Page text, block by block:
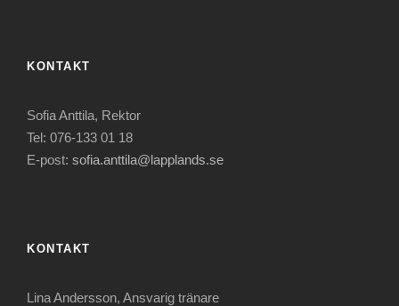
KONTAKT
Sofia Anttila, Rektor
Tel: 076-133 01 18
E-post: sofia.anttila@lapplands.se
KONTAKT
Lina Andersson, Ansvarig tränare